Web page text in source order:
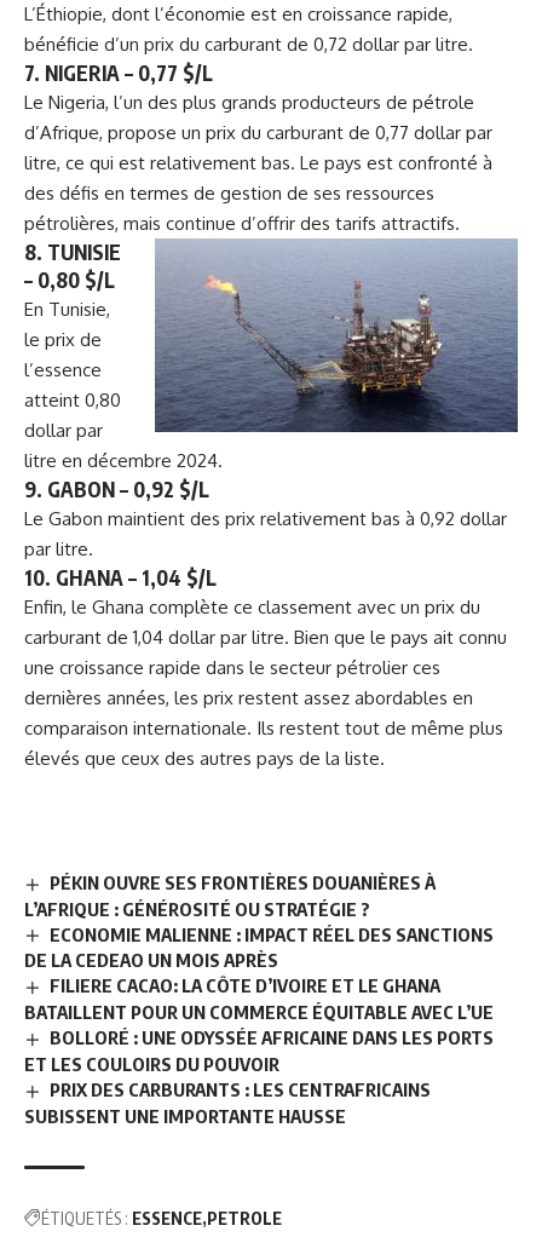
L’Éthiopie, dont l’économie est en croissance rapide,
bénéficie d’un prix du carburant de 0,72 dollar par litre.
7. NIGERIA – 0,77 $/L
Le Nigeria, l’un des plus grands producteurs de pétrole
d’Afrique, propose un prix du carburant de 0,77 dollar par
litre, ce qui est relativement bas. Le pays est confronté à
des défis en termes de gestion de ses ressources
pétrolières, mais continue d’offrir des tarifs attractifs.
8. TUNISIE
– 0,80 $/L
En Tunisie,
le prix de
l’essence
atteint 0,80
dollar par
litre en décembre 2024.
9. GABON – 0,92 $/L
Le Gabon maintient des prix relativement bas à 0,92 dollar
par litre.
10. GHANA – 1,04 $/L
Enfin, le Ghana complète ce classement avec un prix du
carburant de 1,04 dollar par litre. Bien que le pays ait connu
une croissance rapide dans le secteur pétrolier ces
dernières années, les prix restent assez abordables en
comparaison internationale. Ils restent tout de même plus
élevés que ceux des autres pays de la liste.
PÉKIN OUVRE SES FRONTIÈRES DOUANIÈRES À
L’AFRIQUE : GÉNÉROSITÉ OU STRATÉGIE ?
ECONOMIE MALIENNE : IMPACT RÉEL DES SANCTIONS
DE LA CEDEAO UN MOIS APRÈS
FILIERE CACAO: LA CÔTE D’IVOIRE ET LE GHANA
BATAILLENT POUR UN COMMERCE ÉQUITABLE AVEC L’UE
BOLLORÉ : UNE ODYSSÉE AFRICAINE DANS LES PORTS
ET LES COULOIRS DU POUVOIR
PRIX DES CARBURANTS : LES CENTRAFRICAINS
SUBISSENT UNE IMPORTANTE HAUSSE
ÉTIQUETÉS : ESSENCE PETROLE